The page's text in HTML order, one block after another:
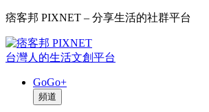
痞客邦 PIXNET – 分享生活的社群平台
台灣人的生活文創平台
GoGo+
頻道